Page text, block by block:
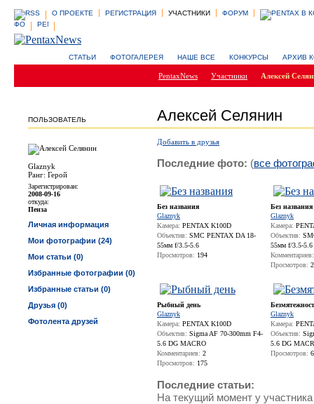
О ПРОЕКТЕ РЕГИСТРАЦИЯ УЧАСТНИКИ ФОРУМ
СТАТЬИ ФОТОГАЛЕРЕЯ НАШЕ ВСЕ КОНКУРСЫ АРХИВ
PentaxNews Участники Алексей
ПОЛЬЗОВАТЕЛЬ Алексей Селянин
Glaznyk
Ранг: Герой
Зарегистрирован:
2008-09-16
откуда:
Пенза
Личная информация
Мои фотографии (24)
Мои статьи (0)
Избранные фотографии (0)
Избранные статьи (0)
Друзья (0)
Фотолента друзей
Добавить в друзья
Последние фото: (все
Без названия
Glaznyk
Камера: PENTAX K100D
Объектив: SMC PENTAX DA 18-
55мм f/3.5-5.6
Просмотров: 194
Без названия
Glaznyk
Камера:
Объектив:
55мм f/3.5-5.6
Комментариев:
Просмотров:
Рыбный день
Glaznyk
Камера: PENTAX K100D
Объектив: Sigma AF 70-300mm F4-
5.6 DG MACRO
Комментариев: 2
Просмотров: 175
Glaznyk
Камера:
Объектив:
5.6 DG
Просмотров:
Последние статьи:
На текущий момент у